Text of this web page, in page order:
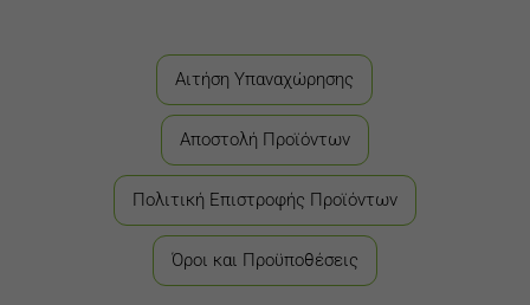
Αιτήση Υπαναχώρησης
Αποστολή Προϊόντων
Πολιτική Επιστροφής Προϊόντων
Όροι και Προϋποθέσεις